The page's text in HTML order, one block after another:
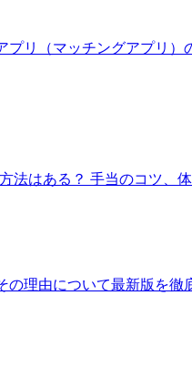
リ（マッチングアプリ
法はある？ 手当のコツ、
の理由について最新版を徹